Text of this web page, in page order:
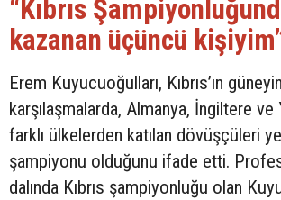
“Kıbrıs
kazanan üçüncü
Erem Kuyucuoğulları, Kıbrıs’ın
karşılaşmalarda, Almanya, İngiltere
farklı ülkelerden katılan dövüşçüleri
şampiyonu olduğunu ifade etti.
dalında Kıbrıs şampiyonluğu olan